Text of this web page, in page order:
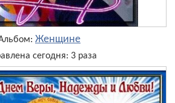
Женщине
сегодня: 3 раза